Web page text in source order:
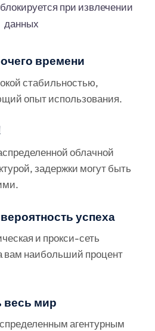
при извлечении
данных
времени
стабильностью,
опыт использования.
облачной
задержки могут быть
успеха
и прокси-сеть
вам наибольший процент
весь мир
агентурным